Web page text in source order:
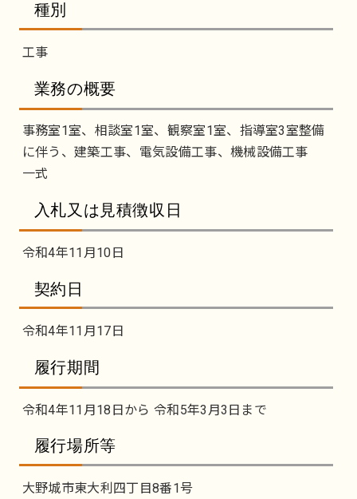
種別
工事
業務の概要
事務室1室、相談室1室、観察室1室、指導室3室整備
に伴う、建築工事、電気設備工事、機械設備工事
一式
入札又は見積徴収日
令和4年11月10日
契約日
令和4年11月17日
履行期間
令和4年11月18日から 令和5年3月3日まで
履行場所等
大野城市東大利四丁目8番1号